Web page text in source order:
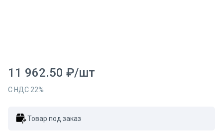
11 962.50 ₽/шт
С НДС 22%
Товар под заказ